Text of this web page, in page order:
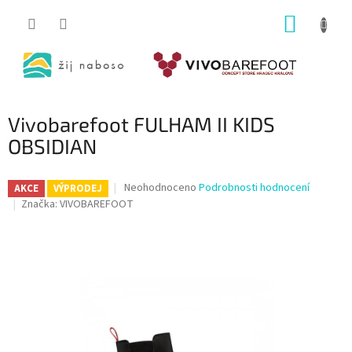
Vivobarefoot FULHAM II KIDS
OBSIDIAN
AKCE VÝPRODEJ
Průměrné
hodnocení
Neohodnoceno Podrobnosti hodnocení
Značka: VIVOBAREFOOT